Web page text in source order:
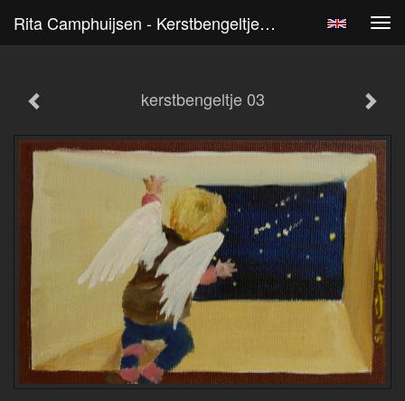
Rita Camphuijsen - Kerstbengeltje 03
kerstbengeltje 03